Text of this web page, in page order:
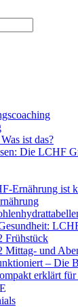
ist das?
Die LCHF
Ernährung ist
Frühstück
Mittag- und
– Die
erklärt